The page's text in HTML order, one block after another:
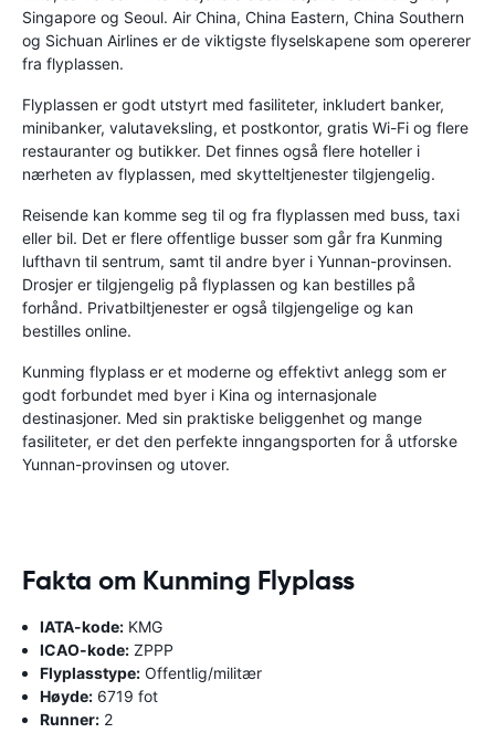
Singapore og Seoul. Air China, China Eastern, China Southern
og Sichuan Airlines er de viktigste flyselskapene som opererer
fra flyplassen.
Flyplassen er godt utstyrt med fasiliteter, inkludert banker,
minibanker, valutaveksling, et postkontor, gratis Wi-Fi og flere
restauranter og butikker. Det finnes også flere hoteller i
nærheten av flyplassen, med skytteltjenester tilgjengelig.
Reisende kan komme seg til og fra flyplassen med buss, taxi
eller bil. Det er flere offentlige busser som går fra Kunming
lufthavn til sentrum, samt til andre byer i Yunnan-provinsen.
Drosjer er tilgjengelig på flyplassen og kan bestilles på
forhånd. Privatbiltjenester er også tilgjengelige og kan
bestilles online.
Kunming flyplass er et moderne og effektivt anlegg som er
godt forbundet med byer i Kina og internasjonale
destinasjoner. Med sin praktiske beliggenhet og mange
fasiliteter, er det den perfekte inngangsporten for å utforske
Yunnan-provinsen og utover.
Fakta om Kunming Flyplass
IATA-kode: KMG
ICAO-kode: ZPPP
Flyplasstype: Offentlig/militær
Høyde: 6719 fot
Runner: 2